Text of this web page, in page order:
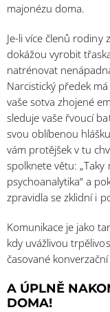
majonézu doma.
Je-li více členů rodiny
dokážou vyrobit
natrénovat
Narcistický předek
vaše sotva zhojené
sleduje vaše řvoucí
svou oblíbenou
vám protějšek v tu
spolknete větu: „Taky
psychoanalytika“ a
zpravidla se zklidní i
Komunikace je jako
kdy uvážlivou
časované
A ÚPLNĚ
DOMA!